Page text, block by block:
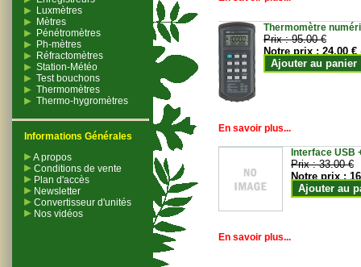
Luxmètres
Mètres
Pénétromètres
Ph-mètres
Réfractomètres
Station-Météo
Test bouchons
Thermomètres
Thermo-hygromètres
Informations Générales
A propos
Conditions de vente
Plan d'accès
Newsletter
Convertisseur d'unités
Nos vidéos
Thermomètre
Prix :95.00 €
Notre prix :24.00 €
Ajouter au panier
En savoir plus...
Interface USB
Prix :33.00 €
Notre prix :
Ajouter au
En savoir plus...